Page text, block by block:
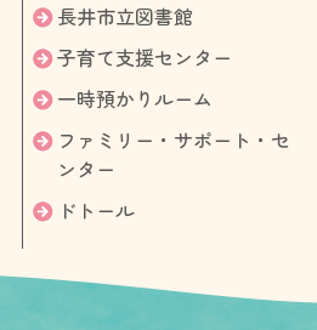
長井市立図書館
子育て支援センター
一時預かりルーム
ファミリー・サポート・セ
ンター
ドトール